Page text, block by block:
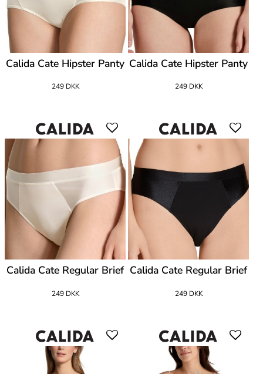
Calida Cate Hipster Panty
249 DKK
Calida Cate Hipster Panty
249 DKK
Calida Cate Regular Brief
249 DKK
Calida Cate Regular Brief
249 DKK